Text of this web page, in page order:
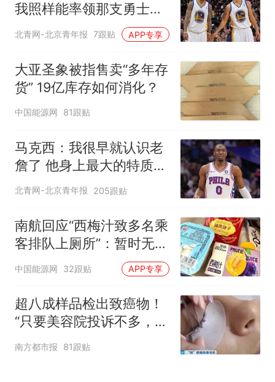
我照样能率领那支勇士取
得现在的成就
北青网-北京青年报 7跟贴 APP专享
大亚圣象被指售卖“多年存
货” 19亿库存如何消化？
中国能源网 81跟贴
马克西：我很早就认识老
詹了 他身上最大的特质就
是谦逊
北青网-北京青年报 205跟贴
南航回应“西梅汁致多名乘
客排队上厕所”：暂时无法
核查是否发放西梅汁
中国能源网 32跟贴 APP专享
超八成样品检出致癌物！
“只要美容院投诉不多，店
家就不会更换产品”
南方都市报 81跟贴